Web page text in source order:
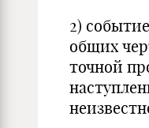
2)
общих
точной